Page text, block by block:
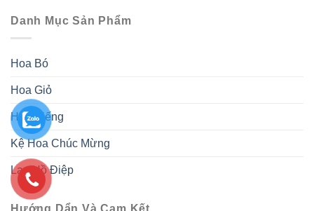
Danh Mục Sản Phẩm
Hoa Bó
Hoa Giỏ
Hoa Viếng
Kệ Hoa Chúc Mừng
Lan Hồ Điệp
Hướng Dẩn Và Cam Kết